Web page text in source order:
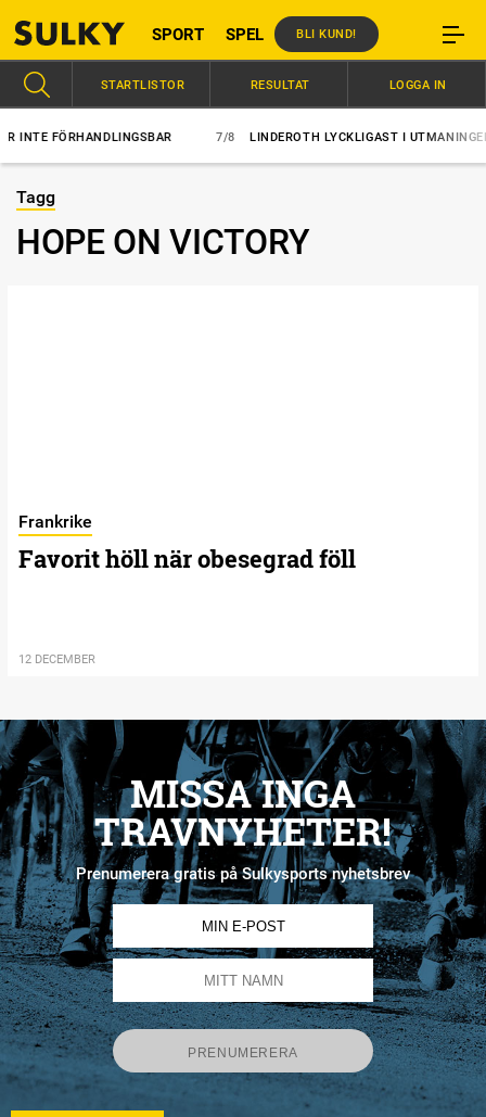
SPORT SPEL BLI KUND!
FÖRHANDLINGSBAR LINDEROTH LYCKLIGAST I UTMANINGEN
STARTLISTOR RESULTAT LOGGA IN
Tagg
HOPE ON VICTORY
Frankrike
Favorit höll när obesegrad föll
12 DECEMBER
MISSA INGA
TRAVNYHETER!
Prenumerera gratis på Sulkysports nyhetsbrev